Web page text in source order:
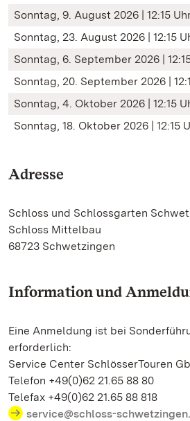
Sonntag, 9. August 2026 | 12:15
Sonntag, 23. August 2026 | 12:15
Sonntag, 6. September 2026 |
Sonntag, 20. September 2026 |
Sonntag, 4. Oktober 2026 | 12:15
Sonntag, 18. Oktober 2026 | 12:15
Adresse
Schloss und Schlossgarten
Schloss Mittelbau
68723 Schwetzingen
Information und
Eine Anmeldung ist bei
erforderlich:
Service Center SchlösserTouren
Telefon +49(0)62 21.65 88 80
Telefax +49(0)62 21.65 88 818
service@schloss-